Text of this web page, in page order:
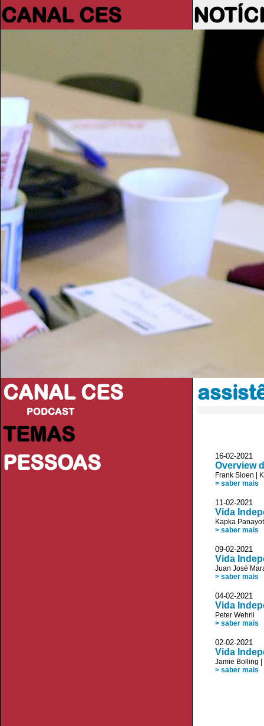
CANAL CES
CANAL CES
PODCAST
TEMAS
PESSOAS
16-02-
Overview
Frank Sioen
> saber mais
11-02-
Vida
Kapka
> saber mais
09-02-
Vida
Juan José
> saber mais
04-02-
Vida
Peter Wehrli
> saber mais
02-02-
Vida
Jamie Bolling
> saber mais